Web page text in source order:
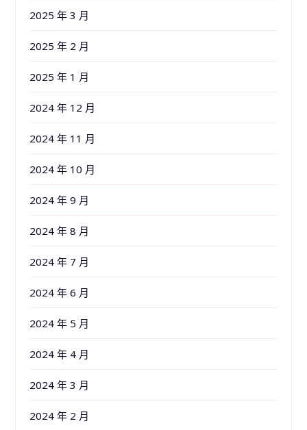
2025 年 3 月
2025 年 2 月
2025 年 1 月
2024 年 12 月
2024 年 11 月
2024 年 10 月
2024 年 9 月
2024 年 8 月
2024 年 7 月
2024 年 6 月
2024 年 5 月
2024 年 4 月
2024 年 3 月
2024 年 2 月